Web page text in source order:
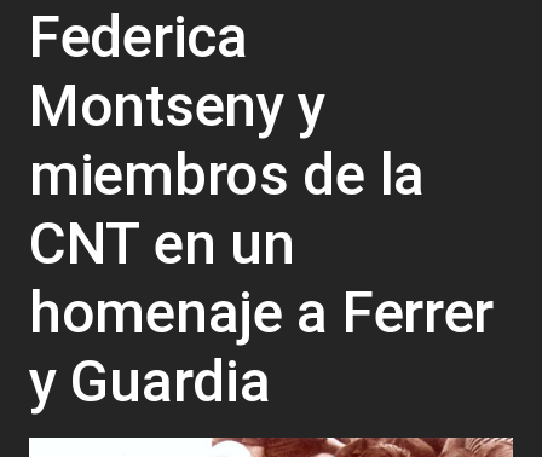
Federica
Montseny y
miembros de la
CNT en un
homenaje a Ferrer
y Guardia